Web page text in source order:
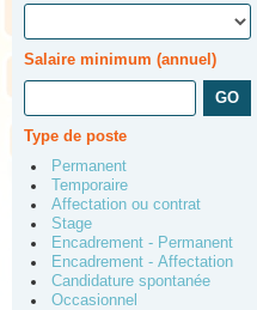
Salaire minimum (annuel)
Type de poste
Permanent
Temporaire
Affectation ou contrat
Stage
Encadrement - Permanent
Encadrement - Affectation
Candidature spontanée
Occasionnel